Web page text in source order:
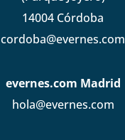
14004 Córdoba
cordoba@evernes.com
evernes.com Madrid
hola@evernes.com